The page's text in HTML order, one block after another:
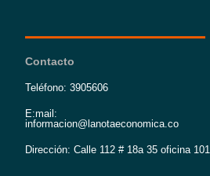
Contacto
Teléfono: 3905606
E:mail:
informacion@lanotaeconomica.co
Dirección: Calle 112 # 18a 35 oficina